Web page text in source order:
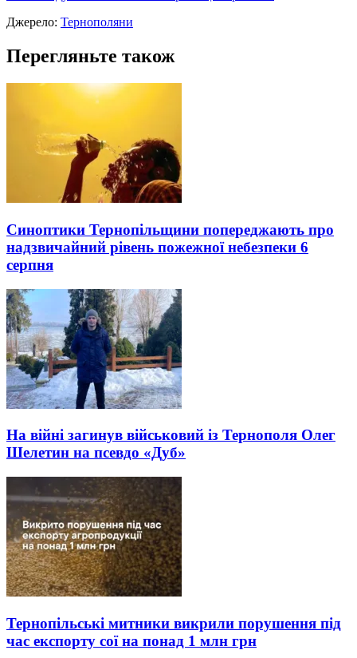
Джерело: Тернополяни
Перегляньте також
Синоптики Тернопільщини попереджають про
надзвичайний рівень пожежної небезпеки 6
серпня
На війні загинув військовий із Тернополя Олег
Шелетин на псевдо «Дуб»
Тернопільські митники викрили порушення під
час експорту сої на понад 1 млн грн